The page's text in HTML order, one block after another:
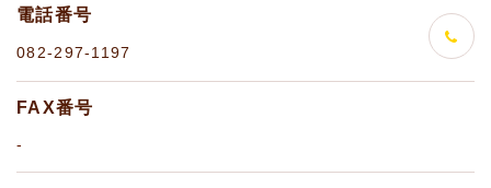
電話番号
082-297-1197
FAX番号
-